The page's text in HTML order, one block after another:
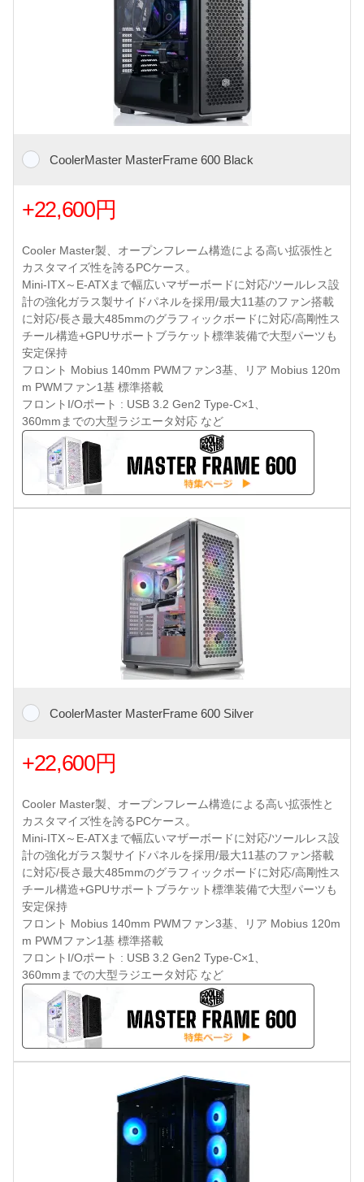
CoolerMaster MasterFrame 600 Black
+22,600円
Cooler Master製、オープンフレーム構造による高い拡張性と
カスタマイズ性を誇るPCケース。
Mini-ITX～E-ATXまで幅広いマザーボードに対応/ツールレス設
計の強化ガラス製サイドパネルを採用/最大11基のファン搭載
に対応/長さ最大485mmのグラフィックボードに対応/高剛性ス
チール構造+GPUサポートブラケット標準装備で大型パーツも
安定保持
フロント Mobius 140mm PWMファン3基、リア Mobius 120m
m PWMファン1基 標準搭載
フロントI/Oポート : USB 3.2 Gen2 Type-C×1、
360mmまでの大型ラジエータ対応 など
CoolerMaster MasterFrame 600 Silver
+22,600円
Cooler Master製、オープンフレーム構造による高い拡張性と
カスタマイズ性を誇るPCケース。
Mini-ITX～E-ATXまで幅広いマザーボードに対応/ツールレス設
計の強化ガラス製サイドパネルを採用/最大11基のファン搭載
に対応/長さ最大485mmのグラフィックボードに対応/高剛性ス
チール構造+GPUサポートブラケット標準装備で大型パーツも
安定保持
フロント Mobius 140mm PWMファン3基、リア Mobius 120m
m PWMファン1基 標準搭載
フロントI/Oポート : USB 3.2 Gen2 Type-C×1、
360mmまでの大型ラジエータ対応 など